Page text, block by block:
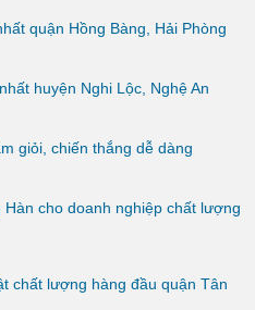
quận Hồng Bàng, Hải Phòng
huyện Nghi Lộc, Nghệ An
giỏi, chiến thắng dễ dàng
Hàn cho doanh nghiệp chất lượng
chất lượng hàng đầu quận Tân